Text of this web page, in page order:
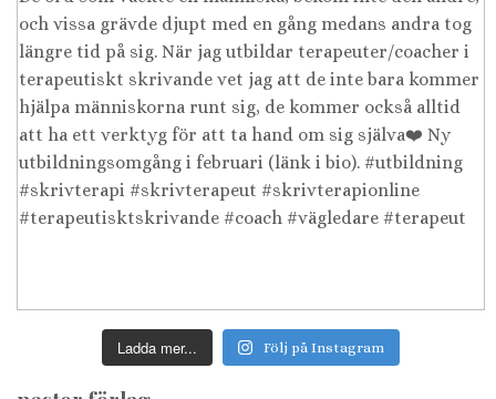
Ladda mer... Följ på Instagram